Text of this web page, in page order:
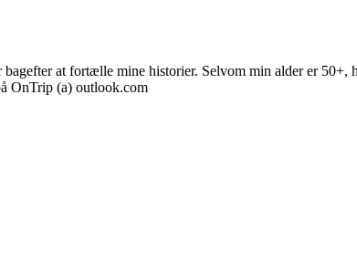
at fortælle mine historier. Selvom min alder er 50+,
OnTrip (a) outlook.com